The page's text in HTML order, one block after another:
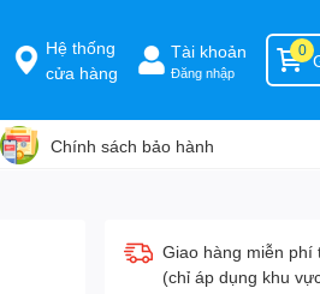
Hệ thống
cửa hàng
Tài khoản
Đăng nhập
0
Chính sách bảo hành
Giao hàng miễn phí
(chỉ áp dụng khu